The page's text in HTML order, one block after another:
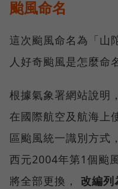
颱風命名
這次颱風命名為「山
人好奇颱風是怎麼命
根據氣象署網站說明
在國際航空及航海上
區颱風統一識別方式
西元2004年第1個颱
將全部更換， 改編